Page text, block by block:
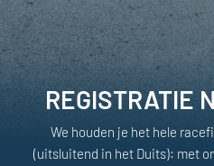
REGISTRATIE
We houden je het hele
(uitsluitend in het Duits): met